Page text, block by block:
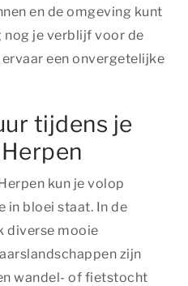
en de omgeving kunt
nog je verblijf voor de
een onvergetelijke
tijdens je
kun je volop
in bloei staat. In de
diverse mooie
zijn
wandel- of fietstocht